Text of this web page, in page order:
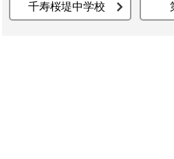
千寿桜堤中学校